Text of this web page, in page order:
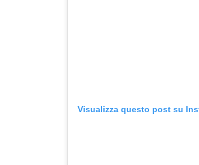
Visualizza questo post su